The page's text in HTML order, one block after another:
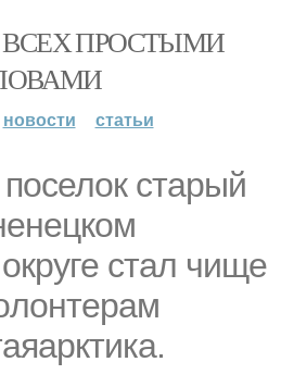
ПРОСТЫМИ
новости статьи
старый
стал чище